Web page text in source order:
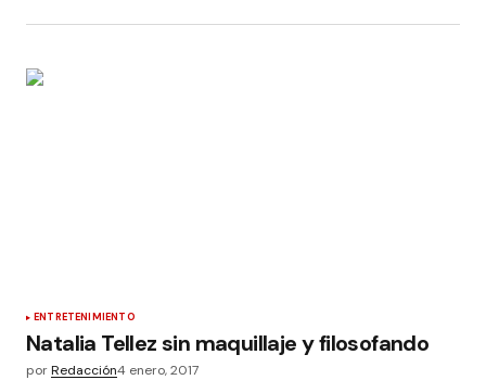
ENTRETENIMIENTO
Natalia Tellez sin maquillaje y filosofando
porRedacción4 enero, 2017